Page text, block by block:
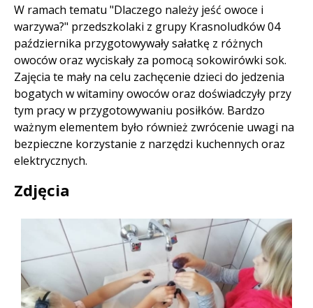
Treść
W ramach tematu "Dlaczego należy jeść owoce i
warzywa?" przedszkolaki z grupy Krasnoludków 04
października przygotowywały sałatkę z różnych
owoców oraz wyciskały za pomocą sokowirówki sok.
Zajęcia te mały na celu zachęcenie dzieci do jedzenia
bogatych w witaminy owoców oraz doświadczyły przy
tym pracy w przygotowywaniu posiłków. Bardzo
ważnym elementem było również zwrócenie uwagi na
bezpieczne korzystanie z narzędzi kuchennych oraz
elektrycznych.
Zdjęcia